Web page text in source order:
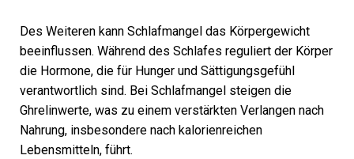
Des Weiteren kann Schlafmangel das Körpergewicht
beeinflussen. Während des Schlafes reguliert der Körper
die Hormone, die für Hunger und Sättigungsgefühl
verantwortlich sind. Bei Schlafmangel steigen die
Ghrelinwerte, was zu einem verstärkten Verlangen nach
Nahrung, insbesondere nach kalorienreichen
Lebensmitteln, führt.